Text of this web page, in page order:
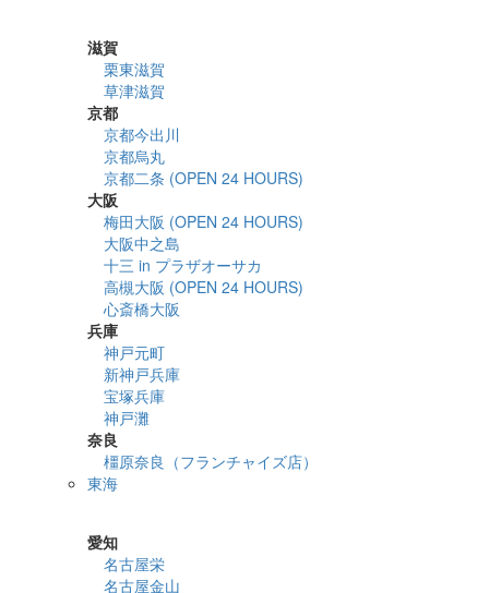
滋賀
栗東滋賀
草津滋賀
京都
京都今出川
京都烏丸
京都二条 (OPEN 24 HOURS)
大阪
梅田大阪 (OPEN 24 HOURS)
大阪中之島
十三 in プラザオーサカ
高槻大阪 (OPEN 24 HOURS)
心斎橋大阪
兵庫
神戸元町
新神戸兵庫
宝塚兵庫
神戸灘
奈良
橿原奈良（フランチャイズ店）
東海
愛知
名古屋栄
名古屋金山